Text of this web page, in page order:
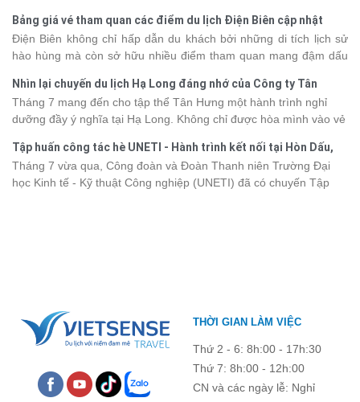
khác nhau, khiến nhiều du khách băn khoăn khi lựa chọn. Bài viết
dưới đây sẽ cập nhật bảng giá tour du thuyền Hạ Long mới nhất
2026 từ 3 - 6 sao, giúp bạn dễ dàng so sánh và tìm được hành
trình phù hợp với nhu cầu cũng như ngân sách.
Bảng giá vé tham quan các điểm du lịch Điện Biên cập nhật
2026
Điện Biên không chỉ hấp dẫn du khách bởi những di tích lịch sử
hào hùng mà còn sở hữu nhiều điểm tham quan mang đậm dấu
phá vùng đất này, việc cập nhật trước giá vé sẽ giúp bạn chủ
động hơn trong lịch trình và chi phí. Cùng Vietsense Travel tham
khảo bảng giá vé tham quan các điểm du lịch Điện Biênmới nhất
năm 2026 ngay dưới đây.
Nhìn lại chuyến du lịch Hạ Long đáng nhớ của Công ty Tân
Hưng 2026
Tháng 7 mang đến cho tập thể Tân Hưng một hành trình nghỉ
dưỡng đầy ý nghĩa tại Hạ Long. Không chỉ được hòa mình vào vẻ
kết, sẻ chia và lưu giữ nhiều khoảnh khắc đáng nhớ. Hãy cùng
nhìn lại chuyến đi ngập tràn niềm vui và những trải nghiệm khó
quên.
Tập huấn công tác hè UNETI - Hành trình kết nối tại Hòn Dấu,
Đồ Sơn
Tháng 7 vừa qua, Công đoàn và Đoàn Thanh niên Trường Đại
học Kinh tế - Kỹ thuật Công nghiệp (UNETI) đã có chuyến Tập
THỜI GIAN LÀM VIỆC
Thứ 2 - 6: 8h:00 - 17h:30
Thứ 7: 8h:00 - 12h:00
CN và các ngày lễ: Nghỉ